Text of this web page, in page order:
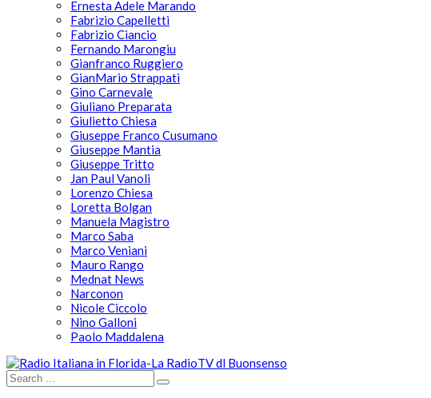
Ernesta Adele Marando
Fabrizio Capelletti
Fabrizio Ciancio
Fernando Marongiu
Gianfranco Ruggiero
GianMario Strappati
Gino Carnevale
Giuliano Preparata
Giulietto Chiesa
Giuseppe Franco Cusumano
Giuseppe Mantia
Giuseppe Tritto
Jan Paul Vanoli
Lorenzo Chiesa
Loretta Bolgan
Manuela Magistro
Marco Saba
Marco Veniani
Mauro Rango
Mednat News
Narconon
Nicole Ciccolo
Nino Galloni
Paolo Maddalena